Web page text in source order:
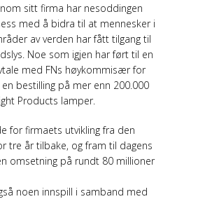
sitt firma har nesoddingen
med å bidra til at mennesker i
av verden har fått tilgang til
Noe som igjen har ført til en
med FNs høykommisær for
en bestilling på mer enn 200.000
Products lamper.
for firmaets utvikling fra den
tre år tilbake, og fram til dagens
omsetning på rundt 80 millioner
noen innspill i samband med